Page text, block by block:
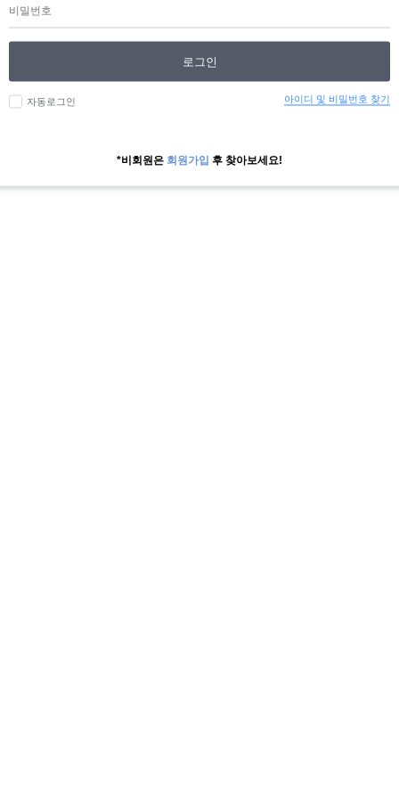
로그인
자동로그인 아이디 및 비밀번호 찾기
*비회원은 회원가입 후 찾아보세요!